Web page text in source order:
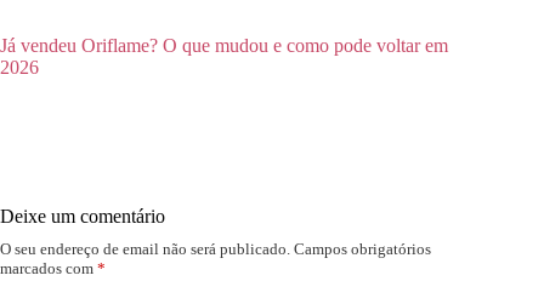
Já vendeu Oriflame? O que mudou e como pode voltar em
2026
Deixe um comentário
O seu endereço de email não será publicado. Campos obrigatórios
marcados com *